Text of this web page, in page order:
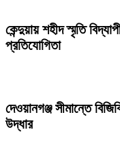
কেন্দুয়ায় শহীদ স্মৃতি
প্রতিযোগিতা
দেওয়ানগঞ্জ সীমান্তে
উদ্ধার